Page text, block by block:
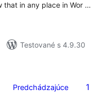
that in any place in Wor …
Testované s 4.9.30
Predchádzajúce 1